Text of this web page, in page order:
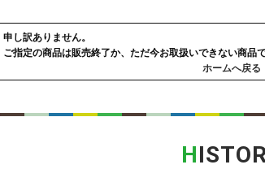
申し訳ありません。
ご指定の商品は販売終了か、ただ今お取扱いできない商品で
ホームへ戻る
H